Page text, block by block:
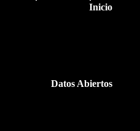
Inicio
Datos Abiertos